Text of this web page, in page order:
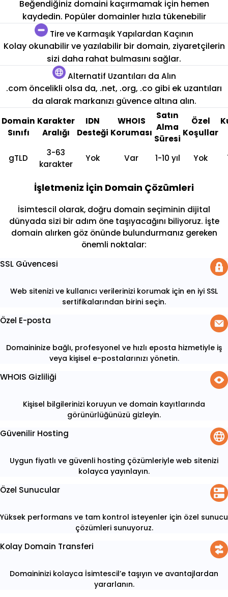
Beğendiğiniz domaini kaçırmamak için hemen
kaydedin. Popüler domainler hızla tükenebilir
Tire ve Karmaşık Yapılardan Kaçının
Kolay okunabilir ve yazılabilir bir domain, ziyaretçilerin
sizi daha rahat bulmasını sağlar.
Alternatif Uzantıları da Alın
.com öncelikli olsa da, .net, .org, .co gibi ek uzantıları
da alarak markanızı güvence altına alın.
Domain
Sınıfı
Karakter
Aralığı
IDN
Desteği
WHOIS
Koruması
Satın
Alma
Süresi
Özel
Koşullar
gTLD
3-63
karakter
Yok Var 1-10 yıl Yok
İşletmeniz İçin Domain Çözümleri
İsimtescil olarak, doğru domain seçiminin dijital
dünyada sizi bir adım öne taşıyacağını biliyoruz. İşte
domain alırken göz önünde bulundurmanız gereken
önemli noktalar:
SSL Güvencesi
Web sitenizi ve kullanıcı verilerinizi korumak için en iyi SSL
sertifikalarından birini seçin.
Özel E-posta
Domaininize bağlı, profesyonel ve hızlı eposta hizmetiyle iş
veya kişisel e-postalarınızı yönetin.
WHOIS Gizliliği
Kişisel bilgilerinizi koruyun ve domain kayıtlarında
görünürlüğünüzü gizleyin.
Güvenilir Hosting
Uygun fiyatlı ve güvenli hosting çözümleriyle web sitenizi
kolayca yayınlayın.
Özel Sunucular
Yüksek performans ve tam kontrol isteyenler için özel sunucu
çözümleri sunuyoruz.
Kolay Domain Transferi
Domaininizi kolayca İsimtescil’e taşıyın ve avantajlardan
yararlanın.